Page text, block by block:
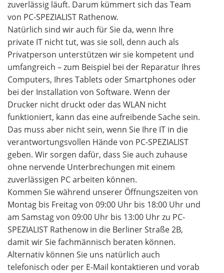
zuverlässig läuft. Darum kümmert sich das Team
von PC-SPEZIALIST Rathenow.
Natürlich sind wir auch für Sie da, wenn Ihre
private IT nicht tut, was sie soll, denn auch als
Privatperson unterstützen wir sie kompetent und
umfangreich – zum Beispiel bei der Reparatur Ihres
Computers, Ihres Tablets oder Smartphones oder
bei der Installation von Software. Wenn der
Drucker nicht druckt oder das WLAN nicht
funktioniert, kann das eine aufreibende Sache sein.
Das muss aber nicht sein, wenn Sie Ihre IT in die
verantwortungsvollen Hände von PC-SPEZIALIST
geben. Wir sorgen dafür, dass Sie auch zuhause
ohne nervende Unterbrechungen mit einem
zuverlässigen PC arbeiten können.
Kommen Sie während unserer Öffnungszeiten von
Montag bis Freitag von 09:00 Uhr bis 18:00 Uhr und
am Samstag von 09:00 Uhr bis 13:00 Uhr zu PC-
SPEZIALIST Rathenow in die Berliner Straße 2B,
damit wir Sie fachmännisch beraten können.
Alternativ können Sie uns natürlich auch
telefonisch oder per E-Mail kontaktieren und vorab